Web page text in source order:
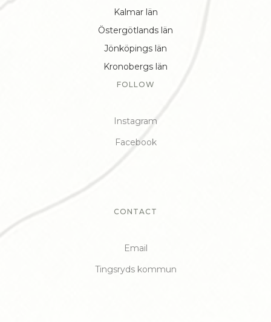
Kalmar län
Östergötlands län
Jönköpings län
Kronobergs län
FOLLOW
Instagram
Facebook
CONTACT
Email
Tingsryds kommun